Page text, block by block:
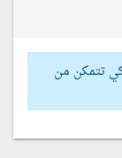
تتمكن من